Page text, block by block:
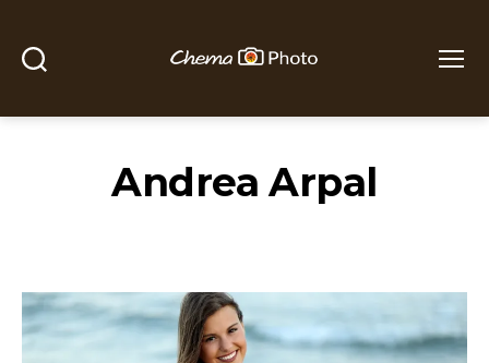
Photo
Andrea Arpal